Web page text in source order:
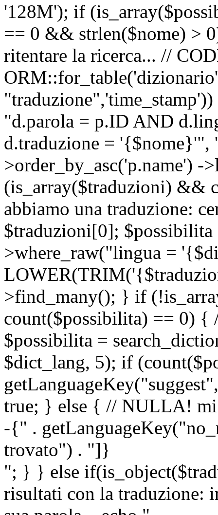
'128M'); if
== 0 && strlen($nome) >
ritentare la ricerca... //
"d.parola = p.ID AND
d.traduzione = '{$nome}'",
>order_by_asc('p.name')
(is_array($traduzioni) &&
abbiamo una traduzione:
$traduzioni[0];
>where_raw("lingua =
>find_many(); } if
count($possibilita) == 0) {
$possibilita =
$dict_lang, 5); if
true; } else { // NULLA! mi
-{" .
trovato") . "]}
"; } } else
risultati con la traduzione: